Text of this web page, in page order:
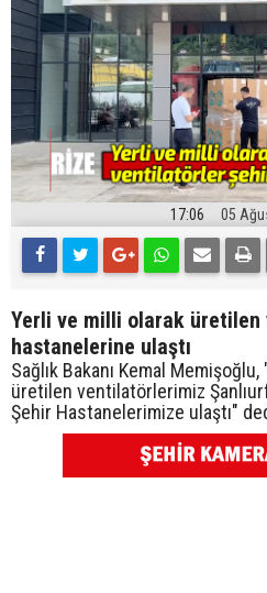
17:06 05
Yerli ve milli olarak
hastanelerine ulaştı
Sağlık Bakanı Kemal
üretilen ventilatörlerimiz
Şehir Hastanelerimize ulaştı"